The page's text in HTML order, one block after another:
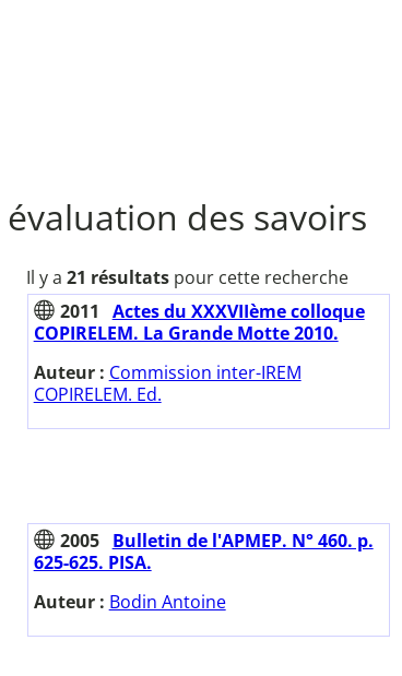
évaluation des savoirs
Il y a 21 résultatspour cette recherche
2011
Actes du XXXVIIème colloque
COPIRELEM. La Grande Motte 2010.
Auteur : Commission inter-IREM
COPIRELEM. Ed.
2005
Bulletin de l'APMEP. N° 460. p.
625-625. PISA.
Auteur : Bodin Antoine